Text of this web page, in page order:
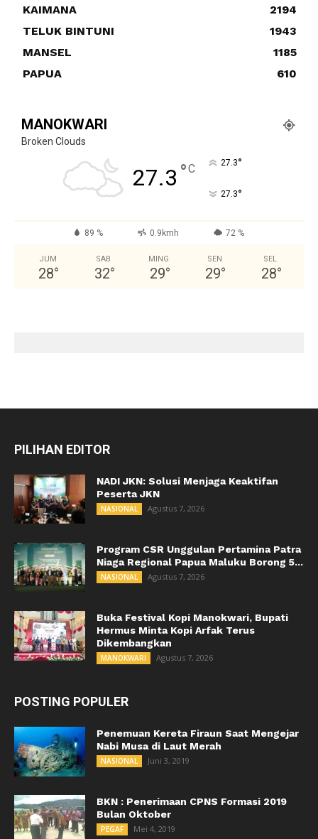
KAIMANA
2194
TELUK BINTUNI
1943
MANSEL
1185
PAPUA
610
MANOKWARI
Broken Clouds
27.3 °C 27.3°
27.3°
89 % 0.9kmh 72 %
JUM
28°
SAB
32°
MING
29°
SEN
29°
SEL
28°
PILIHAN EDITOR
NADI JKN: Solusi Menjaga Keaktifan
Peserta JKN
NASIONAL Agustus 7, 2026
Program CSR Unggulan Pertamina Patra
Niaga Regional Papua Maluku Borong 5...
NASIONAL Agustus 7, 2026
Buka Festival Kopi Manokwari, Bupati
Hermus Minta Kopi Arfak Terus
Dikembangkan
MANOKWARI Agustus 7, 2026
POSTING POPULER
Penemuan Kereta Firaun Saat Mengejar
Nabi Musa di Laut Merah
NASIONAL Juni 3, 2019
BKN : Penerimaan CPNS Formasi 2019
Bulan Oktober
PEGAF Mei 4, 2019